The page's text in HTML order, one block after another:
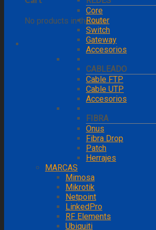
No products in the cart.
Core
Router
Switch
Gateway
Accesorios
CABLEADO
Cable FTP
Cable UTP
Accesorios
FIBRA
Onus
Fibra Drop
Patch
Herrajes
MARCAS
Mimosa
Mikrotik
Netpoint
LinkedPro
RF Elements
Ubiquiti